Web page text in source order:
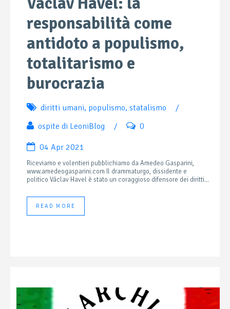
responsabilità come
antidoto a populismo,
totalitarismo e
burocrazia
diritti umani, populismo, statalismo
/
ospite di LeoniBlog
/ 0
04 Apr 2021
Riceviamo e volentieri pubblichiamo da Amedeo Gasparini,
www.amedeogasparini.com Il drammaturgo, dissidente e
politico Václav Havel è stato un coraggioso difensore dei diritti...
READ MORE